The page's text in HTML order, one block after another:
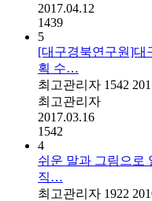
2017.04.12
1439
5
[대구경북연구원]대
획 수…
최고관리자 1542
최고관리자
2017.03.16
1542
4
쉬운 말과 그림으로
직…
최고관리자 1922